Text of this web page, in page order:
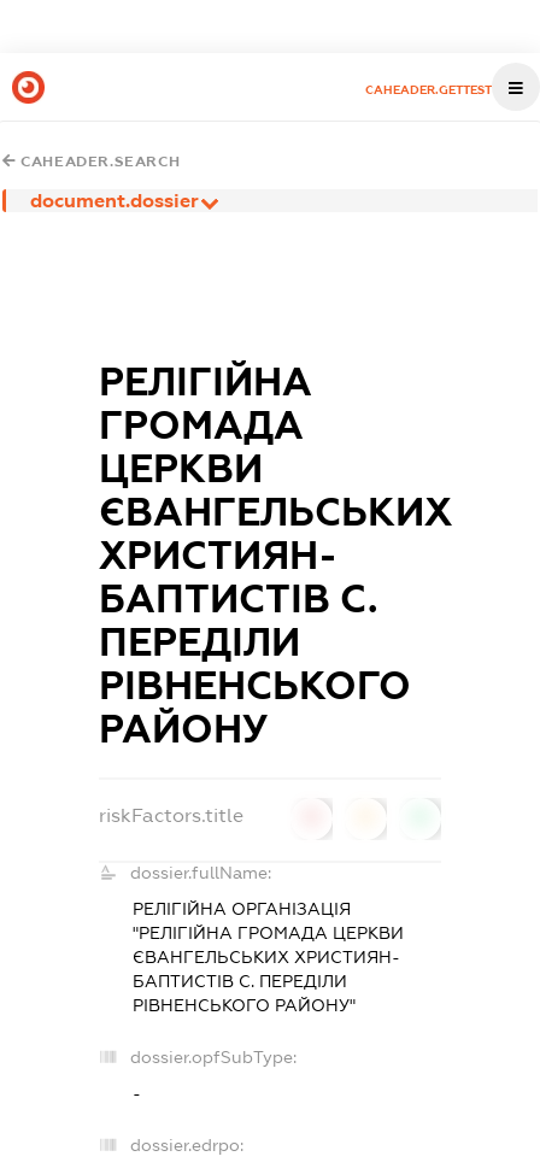
CAHEADER.GETTEST
CAHEADER.SEARCH
document.dossier
РЕЛІГІЙНА
ГРОМАДА
ЦЕРКВИ
ЄВАНГЕЛЬСЬКИХ
ХРИСТИЯН-
БАПТИСТІВ С.
ПЕРЕДІЛИ
РІВНЕНСЬКОГО
РАЙОНУ
riskFactors.title
dossier.fullName:
РЕЛІГІЙНА ОРГАНІЗАЦІЯ
"РЕЛІГІЙНА ГРОМАДА ЦЕРКВИ
ЄВАНГЕЛЬСЬКИХ ХРИСТИЯН-
БАПТИСТІВ С. ПЕРЕДІЛИ
РІВНЕНСЬКОГО РАЙОНУ"
dossier.opfSubType:
-
dossier.edrpo: